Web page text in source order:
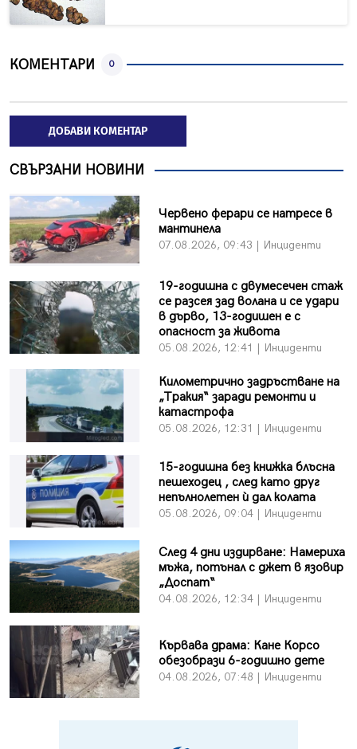
КОМЕНТАРИ 0
ДОБАВИ КОМЕНТАР
СВЪРЗАНИ НОВИНИ
Червено ферари се натресе в
мантинела
07.08.2026, 09:43 | Инциденти
19-годишна с двумесечен стаж
се разсея зад волана и се удари
в дърво, 13-годишен е с
опасност за живота
05.08.2026, 12:41 | Инциденти
Километрично задръстване на
„Тракия“ заради ремонти и
катастрофа
05.08.2026, 12:31 | Инциденти
15-годишна без книжка блъсна
пешеходец , след като друг
непълнолетен ѝ дал колата
05.08.2026, 09:04 | Инциденти
След 4 дни издирване: Намериха
мъжа, потънал с джет в язовир
„Доспат“
04.08.2026, 12:34 | Инциденти
Кървава драма: Кане Корсо
обезобрази 6-годишно дете
04.08.2026, 07:48 | Инциденти